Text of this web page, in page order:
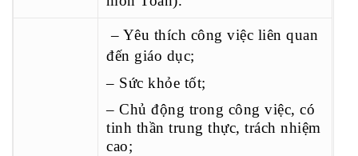
– Yêu thích công việc liên quan
đến giáo dục;
– Sức khỏe tốt;
– Chủ động trong công việc, có
tinh thần trung thực, trách nhiệm
cao;